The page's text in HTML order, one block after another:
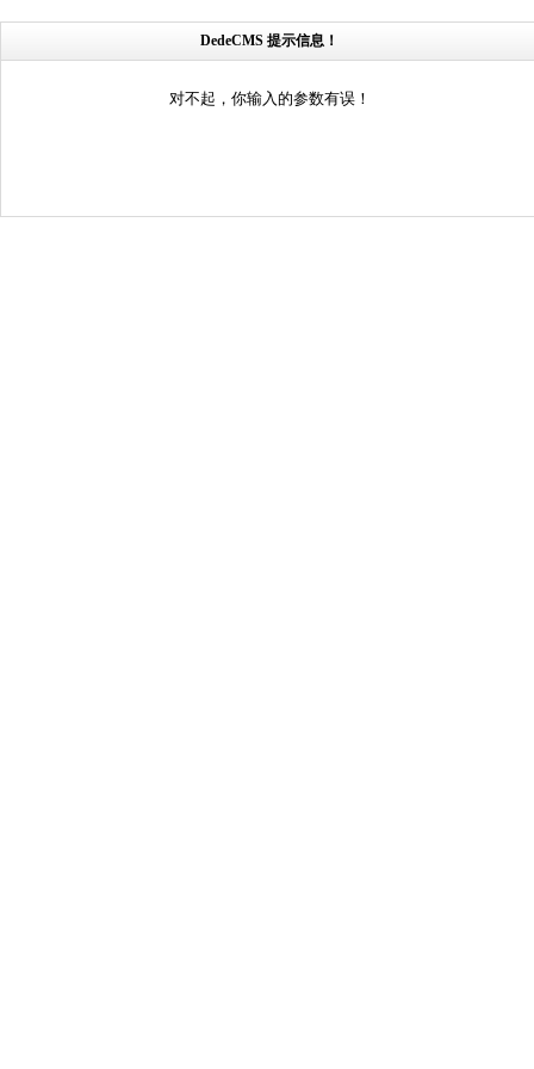
DedeCMS 提示信息！
对不起，你输入的参数有误！